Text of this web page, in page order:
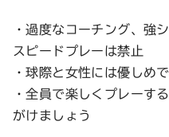
・過度なコーチング、強
スピードプレーは禁止
・球際と女性には優しめ
・全員で楽しくプレーす
がけましょう